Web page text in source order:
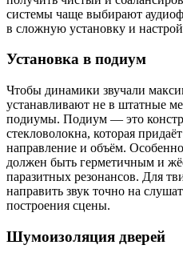
системы чаще выбирают
в сложную установку и
Установка в подиум
Чтобы динамики звучали
устанавливают не в штатные
подиумы. Подиум — это
стекловолокна, которая
направление и объём.
должен быть герметичным и
паразитных резонансов. Для
направить звук точно на
построения сцены.
Шумоизоляция дверей